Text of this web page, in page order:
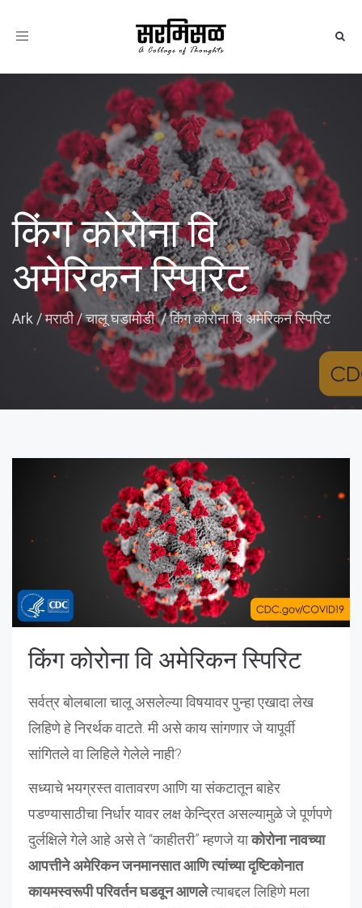
Toggle
किंग कोरोना वि
अमेरिकन स्पिरिट
Ark /मराठी/चालू घडामोडी/किंग कोरोना वि अमेरिकन स्पिरिट
किंग कोरोना वि अमेरिकन स्पिरिट
सर्वत्र बोलबाला चालू असलेल्या विषयावर पुन्हा एखादा लेख
लिहिणे हे निरर्थक वाटते. मी असे काय सांगणार जे यापूर्वी
सांगितले वा लिहिले गेलेले नाही?
सध्याचे भयग्रस्त वातावरण आणि या संकटातून बाहेर
पडण्यासाठीचा निर्धार यावर लक्ष केन्द्रित असल्यामुळे जे पूर्णपणे
दुर्लक्षिले गेले आहे असे ते “काहीतरी” म्हणजे याकोरोना नावच्या
आपत्तीने अमेरिकन जनमानसात आणि त्यांच्या दृष्टिकोनात
कायमस्वरूपी परिवर्तन घडवून आणलेत्याबद्दल लिहिणे मला